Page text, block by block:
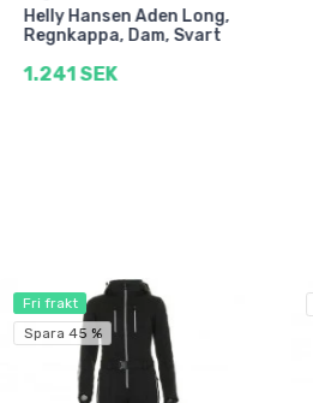
Helly Hansen Aden Long,
Regnkappa, Dam, Svart
1.241 SEK
Fri frakt
Spara 45 %